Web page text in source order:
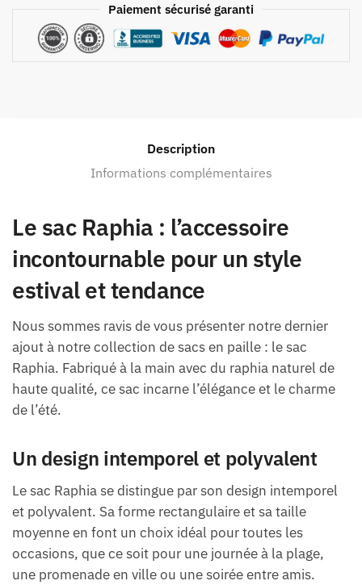
Paiement sécurisé garanti
Description
Informations complémentaires
Le sac Raphia : l’accessoire
incontournable pour un style
estival et tendance
Nous sommes ravis de vous présenter notre dernier
ajout à notre collection de sacs en paille : le sac
Raphia. Fabriqué à la main avec du raphia naturel de
haute qualité, ce sac incarne l’élégance et le charme
de l’été.
Un design intemporel et polyvalent
Le sac Raphia se distingue par son design intemporel
et polyvalent. Sa forme rectangulaire et sa taille
moyenne en font un choix idéal pour toutes les
occasions, que ce soit pour une journée à la plage,
une promenade en ville ou une soirée entre amis.